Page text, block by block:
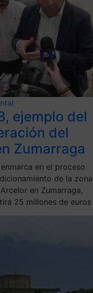
ejemplo del
del
Zumarraga
en el proceso
de la zona
en Zumarraga,
25 millones de euros